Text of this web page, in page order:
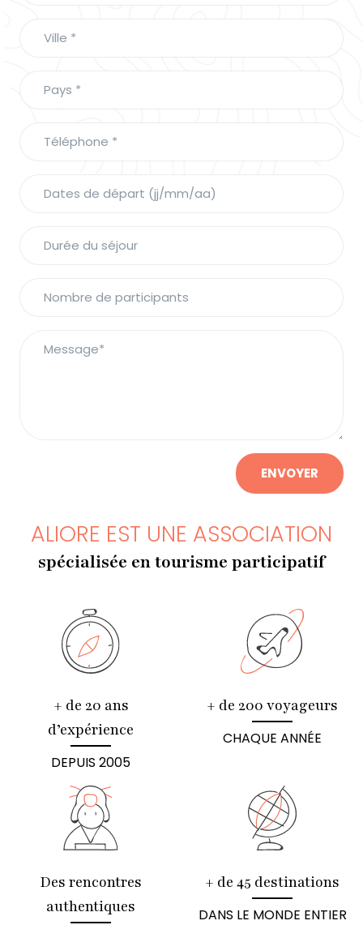
ENVOYER
ALIORE EST UNE ASSOCIATION
spécialisée en tourisme participatif
+ de 20 ans
d’expérience
DEPUIS 2005
+ de 200 voyageurs
CHAQUE ANNÉE
Des rencontres
authentiques
+ de 45 destinations
DANS LE MONDE ENTIER